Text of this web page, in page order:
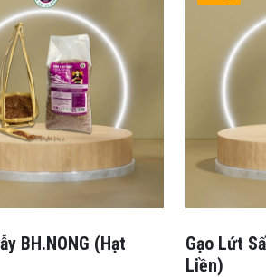
BH.NONG (hạt
Gạo Lứt
Liền)